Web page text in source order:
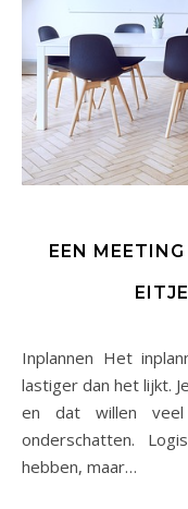
EEN
Inplannen Het inplannen van een goede vergadering is
lastiger dan het lijkt.
en dat willen
onderschatten.
hebben, maar…